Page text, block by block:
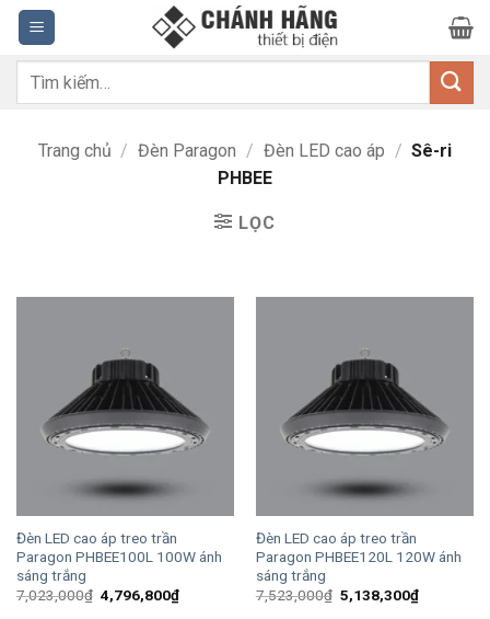
Bỏ
qua
nội
dung
Tìm
Trang chủ / Đèn Paragon / Đèn LED cao áp / Sê-ri
PHBEE
LỌC
Đèn LED cao áp treo trần
Paragon PHBEE100L 100W ánh
sáng trắng
7,023,000₫ Giá
gốc
4,796,800₫Giá
hiện
Đèn LED cao áp treo trần
Paragon PHBEE120L 120W ánh
sáng trắng
7,523,000₫ Giá
gốc
5,138,300₫Giá
hiện